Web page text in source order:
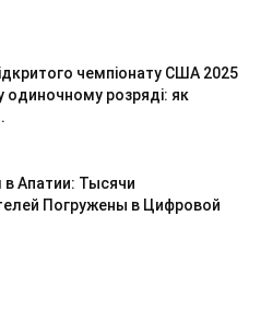
чемпіонату США 2025
одиночному розряді: як
в Апатии: Тысячи
Погружены в Цифровой